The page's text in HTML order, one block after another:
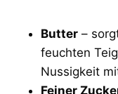
Butter –
feuchten
Nussigkeit
Feiner